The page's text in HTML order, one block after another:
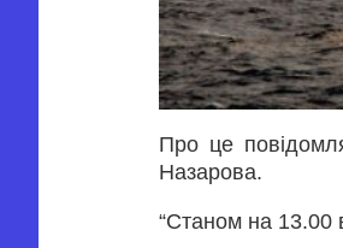
Про це
Назарова.
“Станом на 13.00